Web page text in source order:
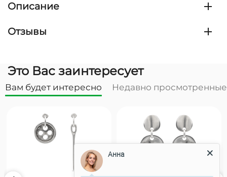
Описание
Отзывы
Это Вас заинтересует
Вам будет интересно Недавно просмотренные
Анна